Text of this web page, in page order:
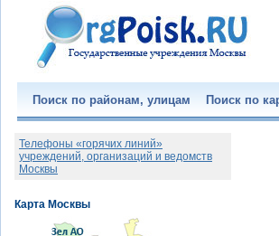
Поиск по районам, улицам Поиск по
Телефоны «горячих линий»
учреждений, организаций и ведомств
Москвы